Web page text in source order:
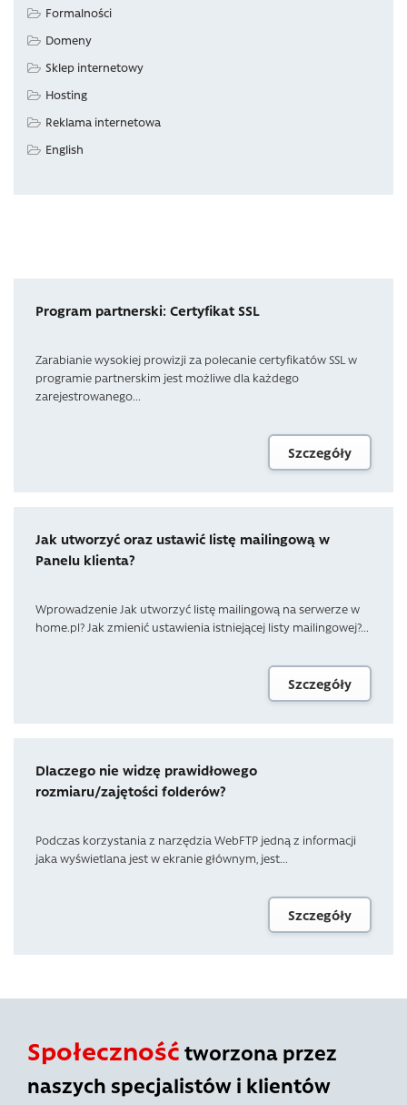
Formalności
Domeny
Sklep internetowy
Hosting
Reklama internetowa
English
Program partnerski: Certyfikat SSL
Zarabianie wysokiej prowizji za polecanie certyfikatów SSL w
programie partnerskim jest możliwe dla każdego
zarejestrowanego...
Szczegóły
Jak utworzyć oraz ustawić listę mailingową w
Panelu klienta?
Wprowadzenie Jak utworzyć listę mailingową na serwerze w
home.pl? Jak zmienić ustawienia istniejącej listy mailingowej?...
Szczegóły
Dlaczego nie widzę prawidłowego
rozmiaru/zajętości folderów?
Podczas korzystania z narzędzia WebFTP jedną z informacji
jaka wyświetlana jest w ekranie głównym, jest...
Szczegóły
Społeczność tworzona przez
naszych specjalistów i klientów